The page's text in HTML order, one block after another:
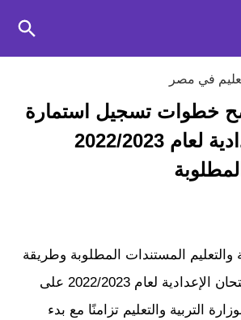
في مصر
خطوات تسجيل استمارة
الشهادة الإعدادية لعام 2022/2023
والتعليم المستندات المطلوبة وطريقة
تسجيل استمارة امتحان الإعدادية لعام 2022/2023 على
التربية والتعليم تزامنًا مع بدء